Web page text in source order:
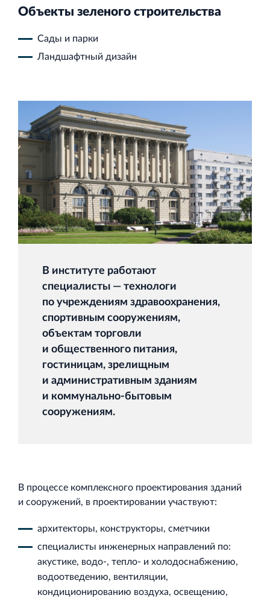
Объекты зеленого строительства
Сады и парки
Ландшафтный дизайн
В институте работают
специалисты — технологи
по учреждениям здравоохранения,
спортивным сооружениям,
объектам торговли
и общественного питания,
гостиницам, зрелищным
и административным зданиям
и коммунально‐бытовым
сооружениям.
В процессе комплексного проектирования зданий
и сооружений, в проектировании участвуют:
архитекторы, конструкторы, сметчики
специалисты инженерных направлений по:
акустике, водо‐, тепло‐ и холодоснабжению,
водоотведению, вентиляции,
кондиционированию воздуха, освещению,